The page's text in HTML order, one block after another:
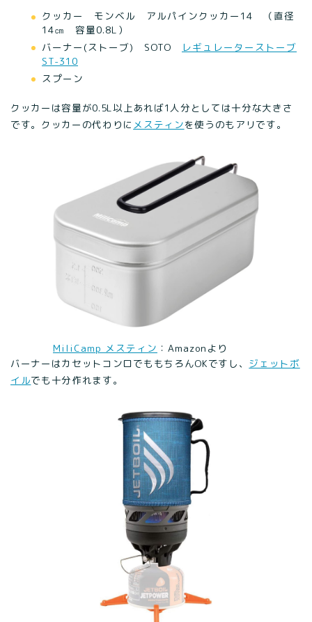
クッカー モンベル アルパインクッカー14 （直径
14㎝ 容量0.8L）
バーナー(ストーブ) SOTO
レギュレーターストーブ
ST-310
スプーン
クッカーは容量が0.5L以上あれば1人分としては十分な大きさ
です。クッカーの代わりに メスティンを使うのもアリです。
MiliCamp メスティン ：Amazonより
バーナーはカセットコンロでももちろんOKですし、 ジェットボ
イルでも十分作れます。